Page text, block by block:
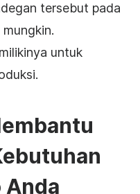
tersebut pada
untuk
Anda